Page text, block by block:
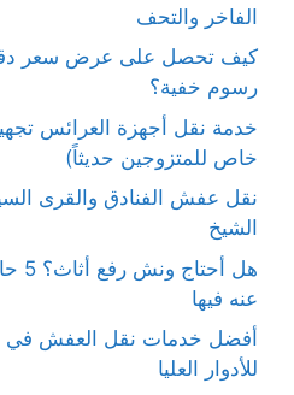
الفاخر والتحف
كيف تحصل على عرض سعر
رسوم خفية؟
خدمة نقل أجهزة العرائس
خاص للمتزوجين حديثاً)
نقل عفش الفنادق والقرى
الشيخ
هل
عنه فيها
أفضل خدمات نقل العفش
للأدوار العليا